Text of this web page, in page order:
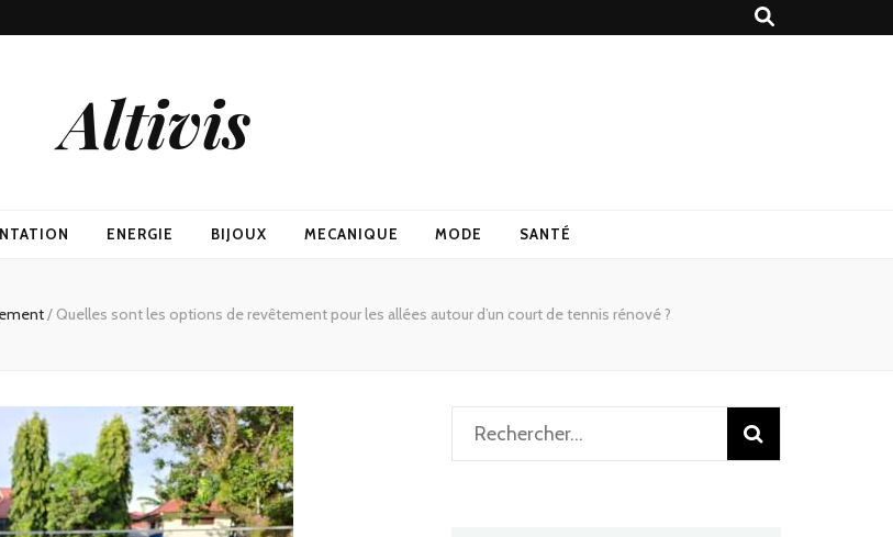
Altivis
ENERGIE BIJOUX MECANIQUE MODE SANTÉ
/ Quelles sont les options de revêtement pour les allées autour d’un court de tennis rénové ?
Rechercher :